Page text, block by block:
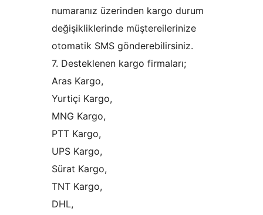
numaranız üzerinden kargo durum
değişikliklerinde müştereilerinize
otomatik SMS gönderebilirsiniz.
7. Desteklenen kargo firmaları;
Aras Kargo,
Yurtiçi Kargo,
MNG Kargo,
PTT Kargo,
UPS Kargo,
Sürat Kargo,
TNT Kargo,
DHL,